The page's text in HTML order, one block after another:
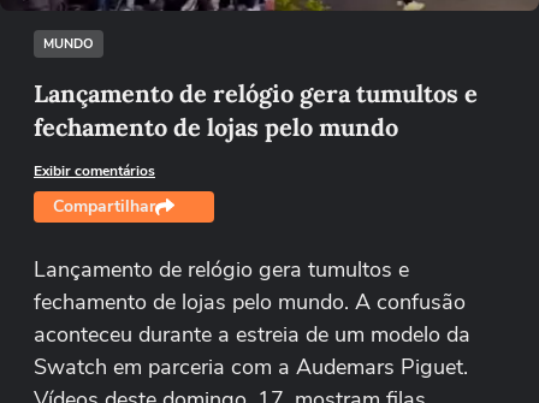
MUNDO
Lançamento de relógio gera tumultos e
fechamento de lojas pelo mundo
Exibir comentários
Compartilhar
Lançamento de relógio gera tumultos e
fechamento de lojas pelo mundo. A confusão
aconteceu durante a estreia de um modelo da
Swatch em parceria com a Audemars Piguet.